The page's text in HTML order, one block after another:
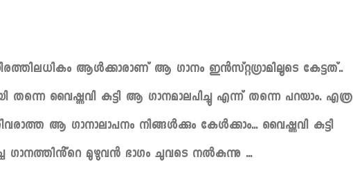
ആൾക്കാരാണ് ആ ഗാനം ഇൻസ്റ്റഗ്രാമിലൂടെ കേട്ടത്..
തന്നെ വൈഷ്ണവി കുട്ടി ആ ഗാനമാലപിച്ചു എന്ന് തന്നെ പറയാം. എത്ര
ആ ഗാനാലാപനം നിങ്ങൾക്കും കേൾക്കാം... വൈഷ്ണവി കുട്ടി
ഗാനത്തിൻ്റെ മുഴുവൻ ഭാഗം ചുവടെ നൽകുന്നു ...